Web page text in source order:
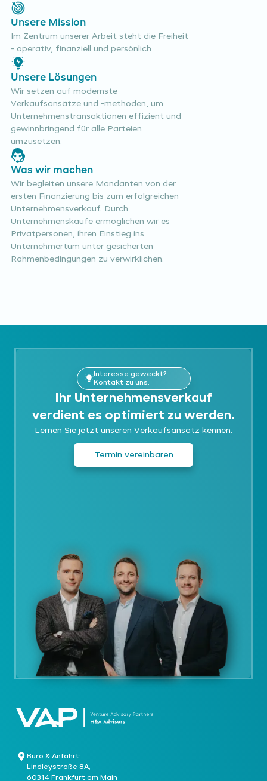
Unsere Mission
Im Zentrum unserer Arbeit steht die Freiheit
- operativ, finanziell und persönlich
Unsere Lösungen
Wir setzen auf modernste
Verkaufsansätze und -methoden, um
Unternehmenstransaktionen effizient und
gewinnbringend für alle Parteien
umzusetzen.
Was wir machen
Wir begleiten unsere Mandanten von der
ersten Finanzierung bis zum erfolgreichen
Unternehmensverkauf. Durch
Unternehmenskäufe ermöglichen wir es
Privatpersonen, ihren Einstieg ins
Unternehmertum unter gesicherten
Rahmenbedingungen zu verwirklichen.
Interesse geweckt?
Kontakt zu uns.
Ihr Unternehmensverkauf
verdient es optimiert zu werden.
Lernen Sie jetzt unseren Verkaufsansatz kennen.
Termin vereinbaren
Büro & Anfahrt:
Lindleystraße 8A,
60314 Frankfurt am Main